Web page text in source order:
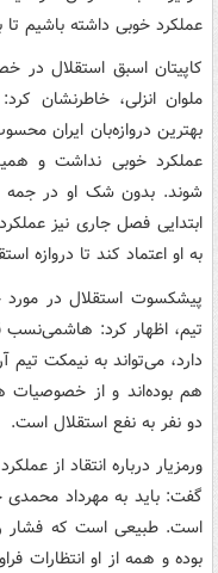
عملکرد خوبی داشته باشیم تا
کاپیتان اسبق استقلال
ملوان انزلی، خاطرنشان
بهترین دروازه‌بان ایران
عملکرد خوبی نداشت و
ابتدایی فصل جاری نیز
به او اعتماد کند تا دروازه
پیشکسوت استقلال در
تیم، اظهار کرد:
دارد، می‌تواند به نیمکت
هم بوده‌اند و از خصوصیات
دو نفر به نفع استقلال است.
ورمزیار درباره انتقاد از
گفت: باید به مهرداد محمدی
است. طبیعی است که فشار
بوده و همه از او انتظارات